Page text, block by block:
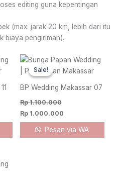
editing guna kepentingan
(max. jarak 20 km, lebih dari itu
biaya pengiriman).
Sale!
Sale!
BP Wedding Makassar 07
Rp1.100.000
Original
price
was:
Rp1.000.000
Current
is:
Pesan via WA